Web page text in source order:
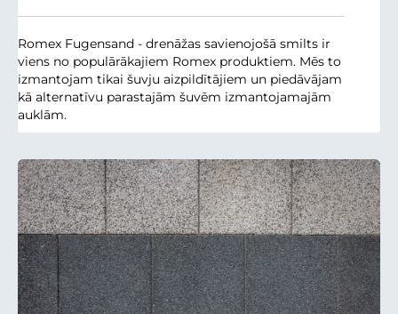
Romex Fugensand - drenāžas savienojošā smilts ir
viens no populārākajiem Romex produktiem. Mēs to
izmantojam tikai šuvju aizpildītājiem un piedāvājam
kā alternatīvu parastajām šuvēm izmantojamajām
auklām.